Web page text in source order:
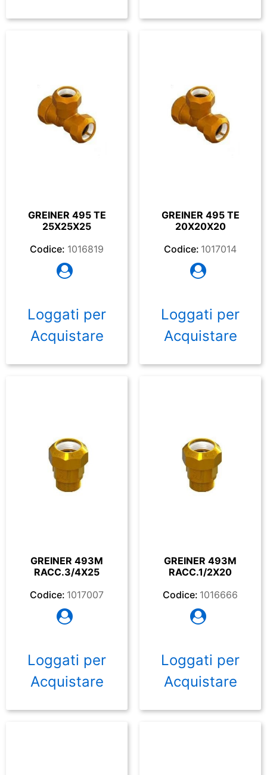
GREINER 495 TE
25X25X25
Codice: 1016819
Loggati per
Acquistare
GREINER 495 TE
20X20X20
Codice: 1017014
Loggati per
Acquistare
GREINER 493M
RACC.3/4X25
Codice: 1017007
Loggati per
Acquistare
GREINER 493M
RACC.1/2X20
Codice: 1016666
Loggati per
Acquistare